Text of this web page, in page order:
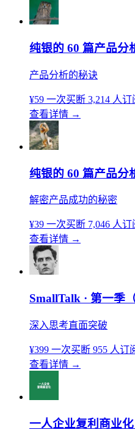
纯银的 60 篇产品分
产品分析的秘诀
¥59 一次买断 3,214 人订
查看详情 →
纯银的 60 篇产品分
解密产品成功的秘密
¥39 一次买断 7,046 人订
查看详情 →
SmallTalk · 第一季
深入思考直面突破
¥399 一次买断 955 人订
查看详情 →
一人企业复利商业化